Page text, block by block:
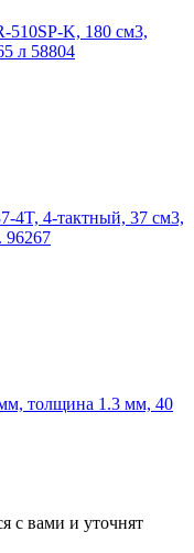
510SP-K, 180 см3,
л 58804
4T, 4-тактный, 37 см3,
96267
толщина 1.3 мм, 40
с вами и уточнят